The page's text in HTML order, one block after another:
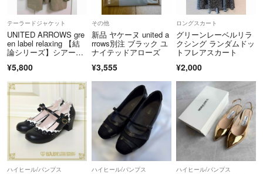
テーラードジャケット
UNITED ARROWS gre
en label relaxing 【結
論シリーズ】シアーエ
ウォッシャブル
¥5,800
その他
新品 ヤケーヌ united a
rrows別注 ブラック ユ
ナイテッドアローズ
¥3,555
ロングスカート
グリーンレーベルリラ
クシング ランダムドッ
トフレアスカート
¥2,000
ハイヒール/パンプス ハイヒール/パンプス ハイヒール/パンプス